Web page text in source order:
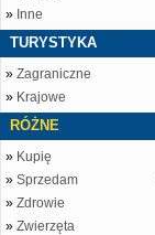
» Inne
TURYSTYKA
» Zagraniczne
» Krajowe
RÓŻNE
» Kupię
» Sprzedam
» Zdrowie
» Zwierzęta